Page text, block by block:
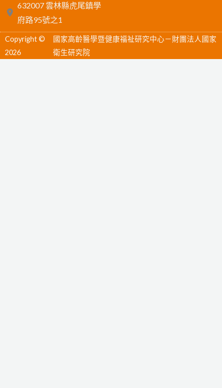
632007 雲林縣虎尾鎮學
府路95號之1
b
o
o
u
b
e
Copyright ©
2026
國家高齡醫學暨健康福祉研究中心－財團法人國家
衛生研究院